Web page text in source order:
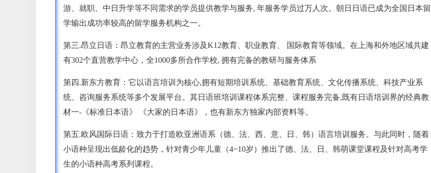
游、就职、中日升学等不同需求的学员提供教学与服务, 年服务学员过万人次。朝日日语已成为全国日本留
学输出成功率较高的留学服务机构之一。
第三.昂立日语：昂立教育的主营业务涉及K12教育、职业教育、 国际教育等领域。在上海和外地区域共建
有302个直营教学中心，全1000多所合作学校, 拥有完备的教研与服务体系
第四.新东方教育：它以语言培训为核心,拥有短期培训系统、基础教育系统、文化传播系统、科技产业系
统、咨询服务系统等多个发展平台。其日语班培训课程体系完整、课程服务完备,既有日语培训界的经典教
材一-《标准日本语》 《大家的日本语》，也有新东方独家内部资料等。
第五.欧风国际日语：致力于打造欧亚洲语系（德、法、西、意、日、韩）语言培训服务。与此同时，随着
小语种呈现出低龄化的趋势，针对青少年儿童（4~10岁）推出了德、法、日、韩萌课堂课程及针对高考学
生的小语种高考系列课程。